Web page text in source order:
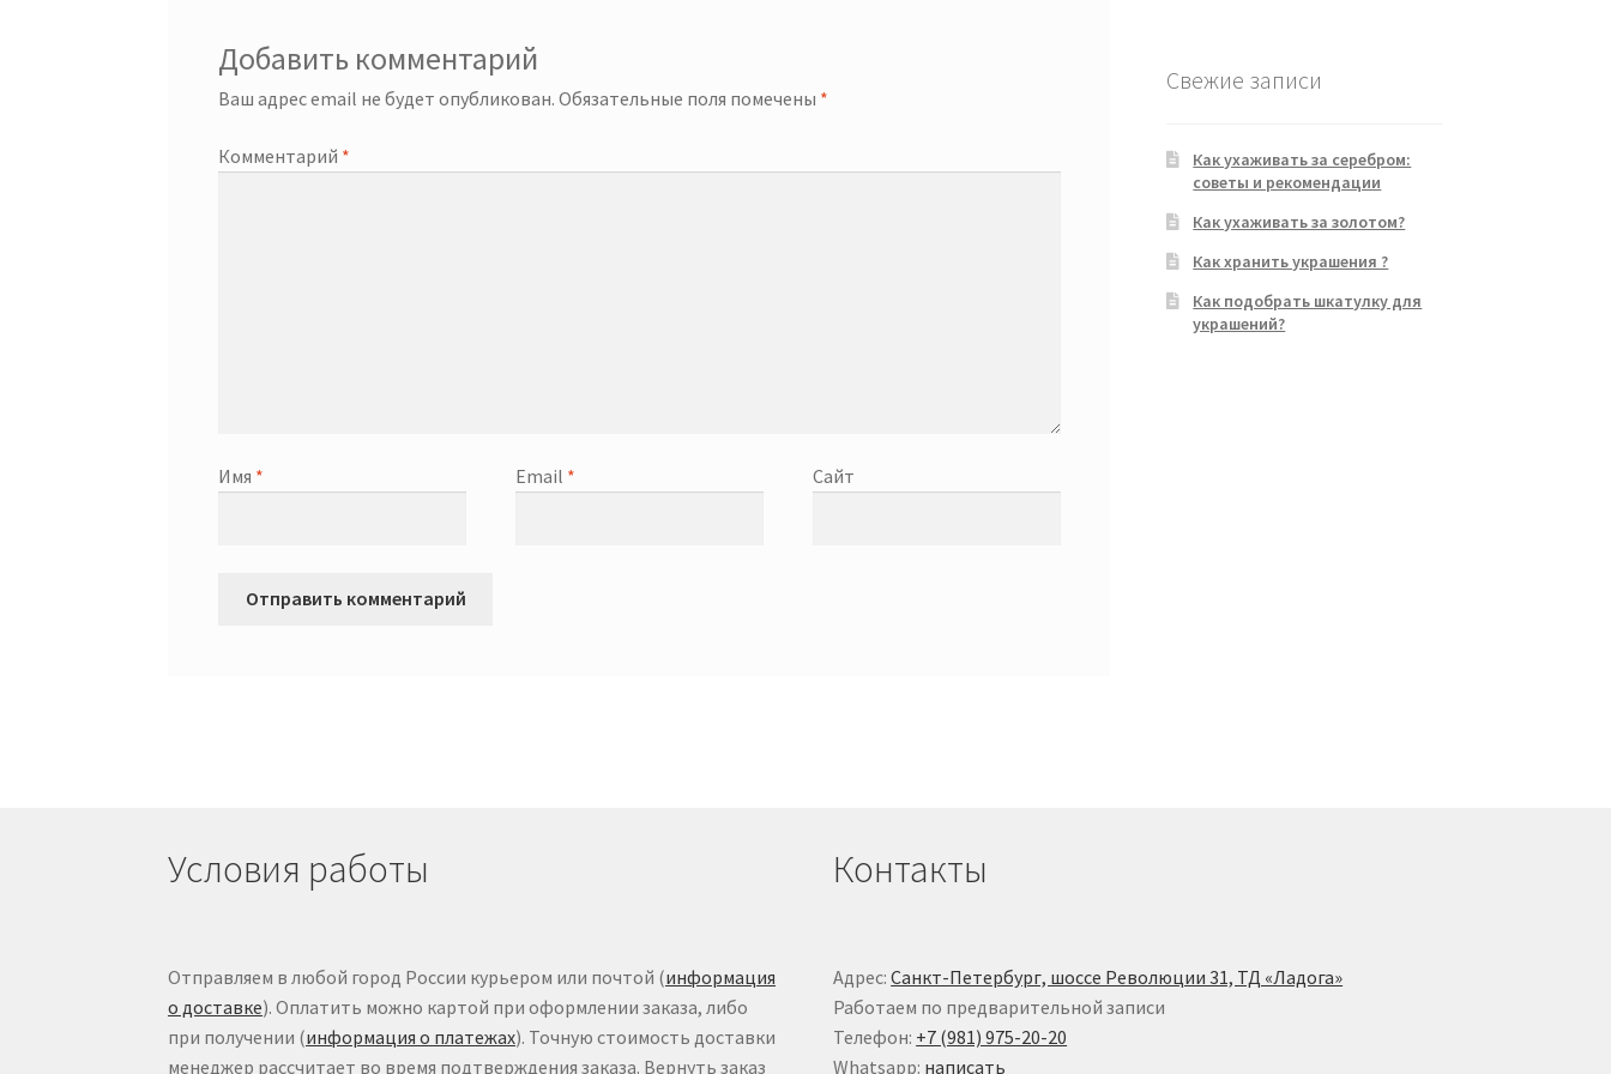
Добавить комментарий
Ваш адрес email не будет опубликован. Обязательные поля помечены *
Комментарий *
Имя * Email * Сайт
Свежие записи
Как ухаживать за серебром:
советы и рекомендации
Как ухаживать за золотом?
Как хранить украшения ?
Как подобрать шкатулку для
украшений?
Условия работы
Отправляем в любой город России курьером или почтой (информация
о доставке). Оплатить можно картой при оформлении заказа, либо
при получении (информация о платежах). Точную стоимость доставки
менеджер рассчитает во время подтверждения заказа. Вернуть заказ
Контакты
Адрес:Санкт-Петербург, шоссе Революции 31, ТД «Ладога»
Работаем по предварительной записи
Телефон: +7 (981) 975-20-20
Whatsapp: написать